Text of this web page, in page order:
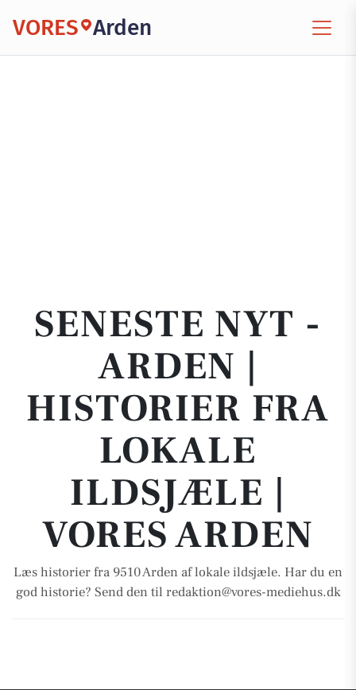
VORES Arden
SENESTE NYT -
ARDEN |
HISTORIER FRA
LOKALE
ILDSJÆLE |
VORES ARDEN
Læs historier fra 9510 Arden af lokale ildsjæle. Har du en
god historie? Send den til redaktion@vores-mediehus.dk